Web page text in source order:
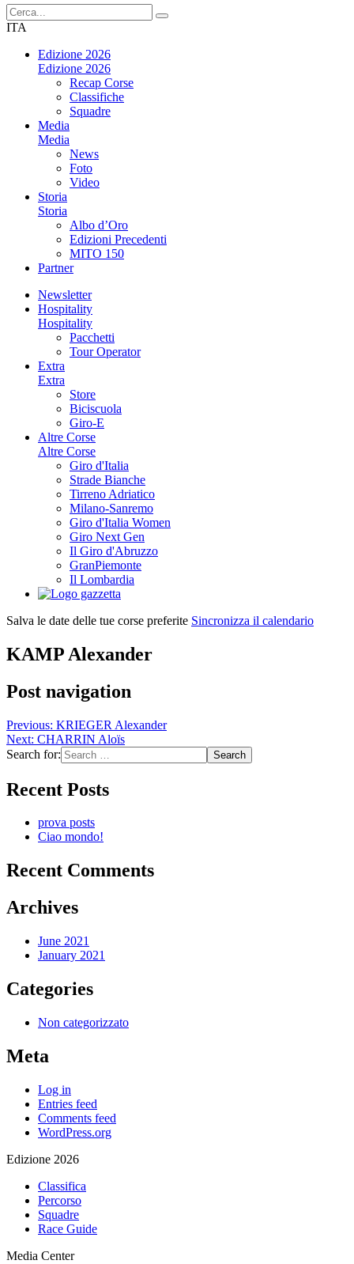
ITA
Edizione 2026
Edizione 2026
Recap Corse
Classifiche
Squadre
Media
Media
News
Foto
Video
Storia
Storia
Albo d’Oro
Edizioni Precedenti
MITO 150
Partner
Newsletter
Hospitality
Hospitality
Pacchetti
Tour Operator
Extra
Extra
Store
Biciscuola
Giro-E
Altre Corse
Altre Corse
Giro d'Italia
Strade Bianche
Tirreno Adriatico
Milano-Sanremo
Giro d'Italia Women
Giro Next Gen
Il Giro d'Abruzzo
GranPiemonte
Il Lombardia
Salva le date delle tue corse preferite Sincronizza il calendario
KAMP Alexander
Post navigation
Previous: KRIEGER Alexander
Next: CHARRIN Aloïs
Search for:
Recent Posts
prova posts
Ciao mondo!
Recent Comments
Archives
June 2021
January 2021
Categories
Non categorizzato
Meta
Log in
Entries feed
Comments feed
WordPress.org
Edizione 2026
Classifica
Percorso
Squadre
Race Guide
Media Center